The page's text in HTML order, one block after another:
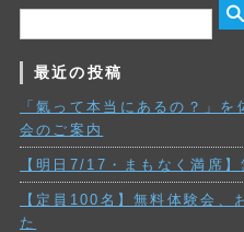
最近の投稿
「氣って本当にあるの？」
会のご案内
【明日7/17・まもなく満席
【定員100名】無料体験会、
た